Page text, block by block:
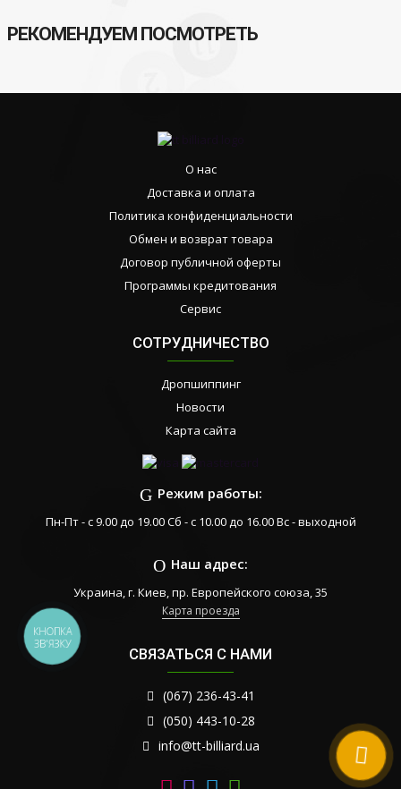
РЕКОМЕНДУЕМ ПОСМОТРЕТЬ
О нас
Доставка и оплата
Политика конфиденциальности
Обмен и возврат товара
Договор публичной оферты
Программы кредитования
Сервис
СОТРУДНИЧЕСТВО
Дропшиппинг
Новости
Карта сайта
Режим работы:
Пн-Пт - с 9.00 до 19.00 Сб - с 10.00 до 16.00 Вс - выходной
Наш адрес:
Украина, г. Киев, пр. Европейского союза, 35
Карта проезда
СВЯЗАТЬСЯ С НАМИ
(067) 236-43-41
(050) 443-10-28
info@tt-billiard.ua
КНОПКА
ЗВ'ЯЗКУ